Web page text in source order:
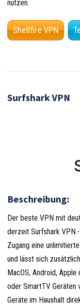
nutzen.
Shellfire VPN
Surfshark VPN
Beschreibung:
Der beste VPN mit
derzeit Surfshark
Zugang eine
und lässt sich
MacOS, Android,
oder SmartTV Geräten
Geräte im Haushalt